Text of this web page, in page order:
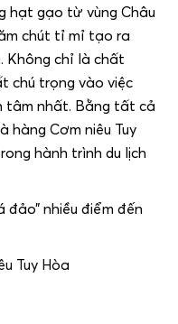
hạt gạo từ vùng Châu
chút tỉ mỉ tạo ra
Không chỉ là chất
chú trọng vào việc
tâm nhất. Bằng tất cả
hàng Cơm niêu Tuy
hành trình du lịch
Tuy Hòa